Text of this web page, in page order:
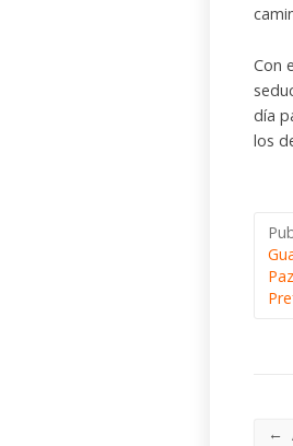
Con
día
los
←